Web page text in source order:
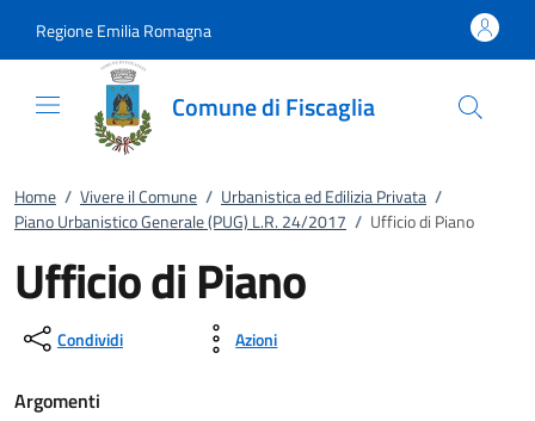
Regione Emilia Romagna
Comune di Fiscaglia
Home / Vivere il Comune / Urbanistica ed Edilizia Privata /
Piano Urbanistico Generale (PUG) L.R. 24/2017 / Ufficio di Piano
Ufficio di Piano
Condividi Azioni
Argomenti